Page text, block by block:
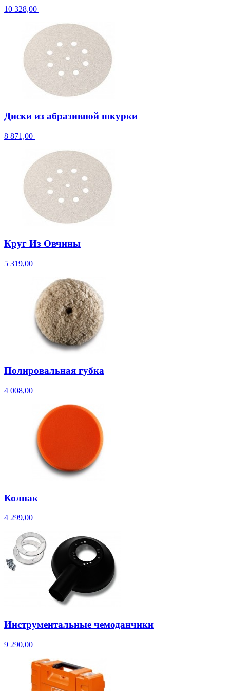
10 328,00
Диски из абразивной шкурки
8 871,00
Круг Из Овчины
5 319,00
Полировальная губка
4 008,00
Колпак
4 299,00
Инструментальные чемоданчики
9 290,00